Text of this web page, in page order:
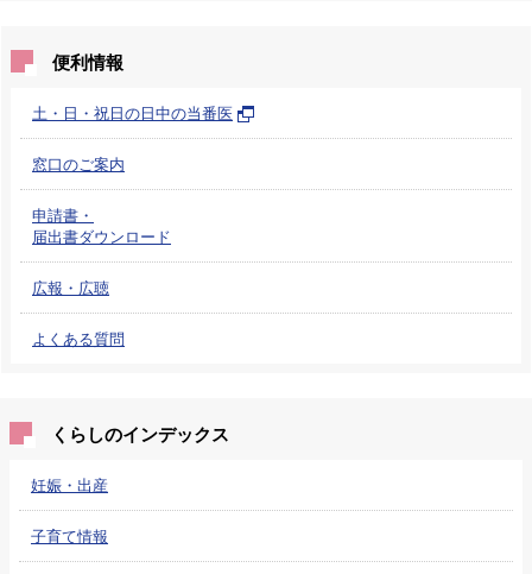
便利情報
土・日・祝日の日中の当番医
窓口のご案内
申請書・
届出書ダウンロード
広報・広聴
よくある質問
くらしのインデックス
妊娠・出産
子育て情報